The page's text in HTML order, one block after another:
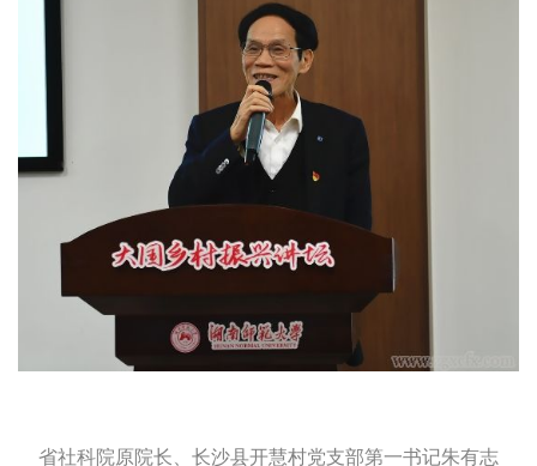
省社科院原院长、长沙县开慧村党支部第一书记朱有志